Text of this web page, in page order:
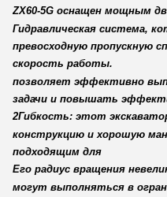
ZX60-5G оснащен мощным
Гидравлическая система,
превосходную пропускную
скорость работы.
позволяет эффективно
задачи и повышать
2Гибкость: этот
конструкцию и хорошую
подходящим для
Его радиус вращения
могут выполняться в